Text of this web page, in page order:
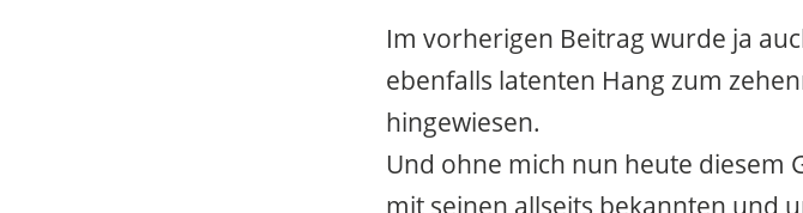
Im vorherigen Beitrag wurde ja
ebenfalls latenten Hang zum
hingewiesen.
Und ohne mich nun heute diesem
mit seinen allseits bekannten und